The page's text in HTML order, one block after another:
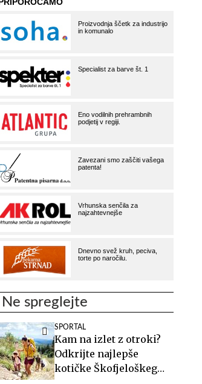
Ne spreglejte
SPORTAL
Kam na izlet z otroki?
Odkrijte najlepše
kotičke Škofjeloškega